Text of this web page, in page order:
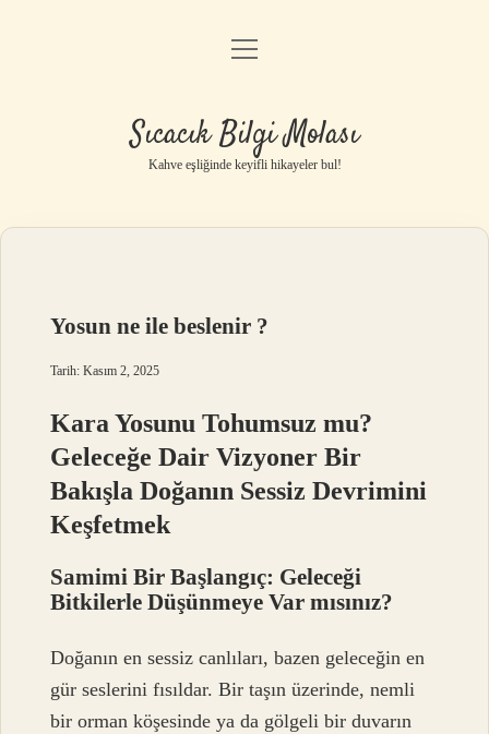
Anasayfa
Yasal Uyarı
menüyü
Sıcacık Bilgi Molası
Kahve eşliğinde keyifli hikayeler bul!
Yosun ne ile beslenir ?
Tarih: Kasım 2, 2025
Kara Yosunu Tohumsuz mu?
Geleceğe Dair Vizyoner Bir
Bakışla Doğanın Sessiz Devrimini
Keşfetmek
Samimi Bir Başlangıç: Geleceği
Bitkilerle Düşünmeye Var mısınız?
Doğanın en sessiz canlıları, bazen geleceğin en
gür seslerini fısıldar. Bir taşın üzerinde, nemli
bir orman köşesinde ya da gölgeli bir duvarın